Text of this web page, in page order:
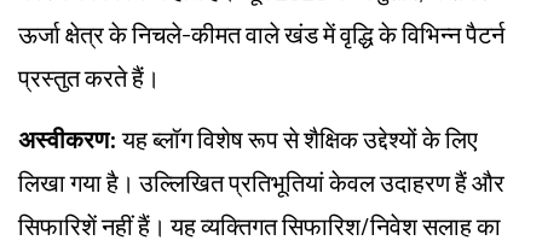
ऊर्जा क्षेत्र के निचले-कीमत वाले खंड में वृद्धि के विभिन्न पैटर्न
प्रस्तुत करते हैं।
अस्वीकरण: यह ब्लॉग विशेष रूप से शैक्षिक उद्देश्यों के लिए
लिखा गया है। उल्लिखित प्रतिभूतियां केवल उदाहरण हैं और
सिफारिशें नहीं हैं। यह व्यक्तिगत सिफारिश/निवेश सलाह का